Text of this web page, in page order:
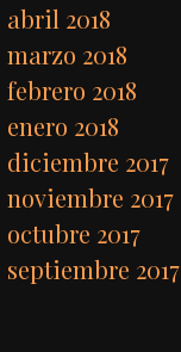
abril 2018
marzo 2018
febrero 2018
enero 2018
diciembre 2017
noviembre 2017
octubre 2017
septiembre 2017